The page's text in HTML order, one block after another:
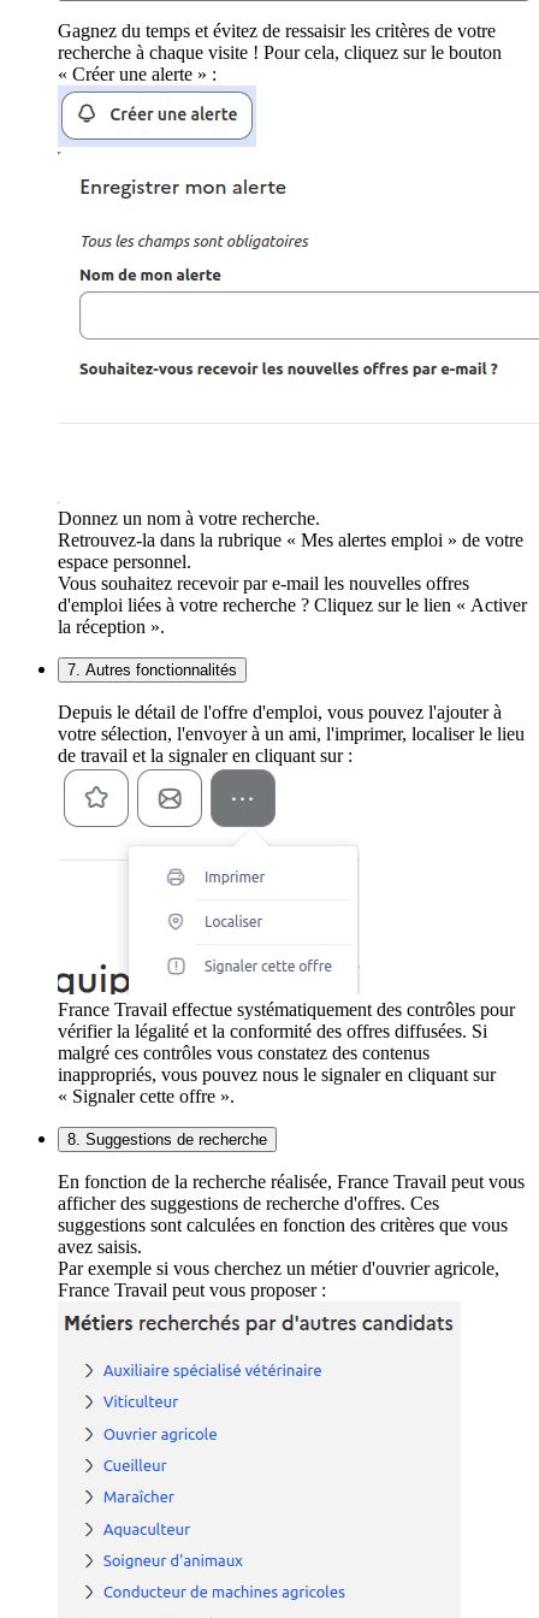
Gagnez du temps et évitez de ressaisir les critères de votre
recherche à chaque visite ! Pour cela, cliquez sur le bouton
« Créer une alerte » :
Donnez un nom à votre recherche.
Retrouvez-la dans la rubrique « Mes alertes emploi » de votre
espace personnel.
Vous souhaitez recevoir par e-mail les nouvelles offres
d'emploi liées à votre recherche ? Cliquez sur le lien « Activer
la réception ».
7. Autres fonctionnalités
Depuis le détail de l'offre d'emploi, vous pouvez l'ajouter à
votre sélection, l'envoyer à un ami, l'imprimer, localiser le lieu
de travail et la signaler en cliquant sur :
France Travail effectue systématiquement des contrôles pour
vérifier la légalité et la conformité des offres diffusées. Si
malgré ces contrôles vous constatez des contenus
inappropriés, vous pouvez nous le signaler en cliquant sur
« Signaler cette offre ».
8. Suggestions de recherche
En fonction de la recherche réalisée, France Travail peut vous
afficher des suggestions de recherche d'offres. Ces
suggestions sont calculées en fonction des critères que vous
avez saisis.
Par exemple si vous cherchez un métier d'ouvrier agricole,
France Travail peut vous proposer :